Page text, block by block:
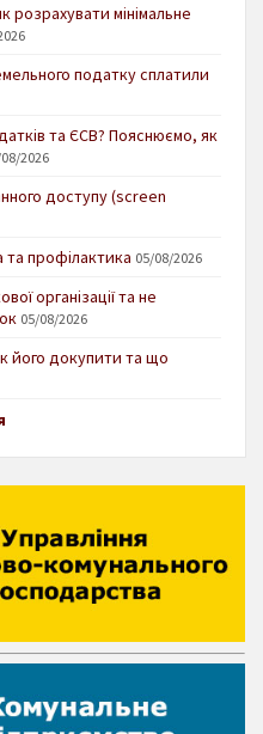
розрахувати мінімальне
податку сплатили
та ЄСВ? Пояснюємо, як
2026
доступу (screen
профілактика 05/08/2026
організації та не
05/08/2026
його докупити та що